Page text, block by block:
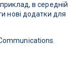
в середній
нові додатки для